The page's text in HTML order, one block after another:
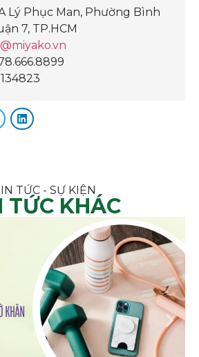
Lý Phục Man, Phường Bình
7, TP.HCM
TỨC - SỰ KIỆN
TỨC KHÁC